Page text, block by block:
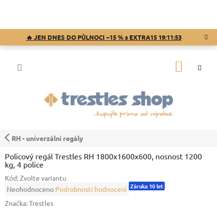
🔥 JEN DNES DO PŮLNOCI −15 % s EXTRA15 19:11:52
RH - univerzální regály
Policový regál Trestles RH 1800x1600x600, nosnost 1200
kg, 4 police
Kód:Zvolte variantu
Průměrné
produktu
Neohodnoceno Podrobnosti hodnocení Záruka 10 let
Značka:Trestles